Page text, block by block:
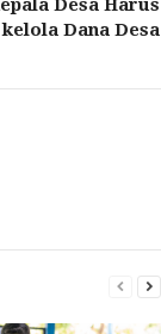
Desa Harus
Dana Desa